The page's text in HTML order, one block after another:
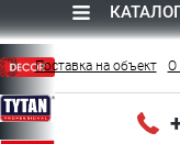
Поставка на объект О